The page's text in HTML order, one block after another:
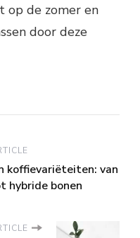
op de zomer en
door deze
koffievariëteiten: van
bonen